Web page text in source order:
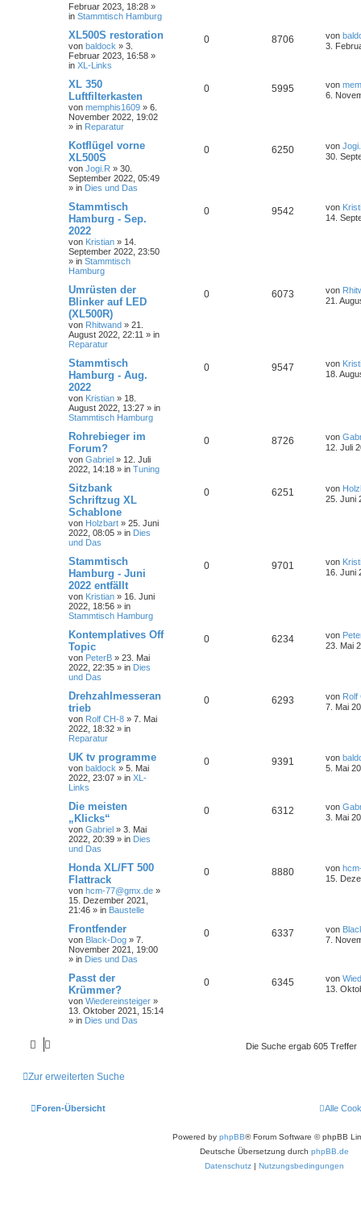
Februar 2023, 18:28 »
in Stammtisch Hamburg
XL500S restoration
von baldock » 3.
Februar 2023, 16:58 »
in XL-Links
0 8706 von
3.
XL 350
Luftfilterkasten
von memphis1609 » 6.
November 2022, 19:02
» in Reparatur
0 5995 von
6.
Kotflügel vorne
XL500S
von Jogi.R » 30.
September 2022, 05:49
» in Dies und Das
0 6250 von
30.
Stammtisch
Hamburg - Sep.
2022
von Kristian » 14.
September 2022, 23:50
» in Stammtisch
Hamburg
0 9542 von
14.
Umrüsten der
Blinker auf LED
(XL500R)
von Rhitwand » 21.
August 2022, 22:11 » in
Reparatur
0 6073 von
21.
Stammtisch
Hamburg - Aug.
2022
von Kristian » 18.
August 2022, 13:27 » in
Stammtisch Hamburg
0 9547 von
18.
Rohrebieger im
Forum?
von Gabriel » 12. Juli
2022, 14:18 » in Tuning
0 8726 von
12. Juli
Sitzbank
Schriftzug XL
Schablone
von Holzbart » 25. Juni
2022, 08:05 » in Dies
und Das
0 6251 von
25. Juni
Stammtisch
Hamburg - Juni
2022 entfällt
von Kristian » 16. Juni
2022, 18:56 » in
Stammtisch Hamburg
0 9701 von
16. Juni
Kontemplatives Off
Topic
von PeterB » 23. Mai
2022, 22:35 » in Dies
und Das
0 6234 von
23. Mai
Drehzahlmesseran
trieb
von Rolf CH-8 » 7. Mai
2022, 18:32 » in
Reparatur
0 6293 von Rolf
7. Mai
UK tv programme
von baldock » 5. Mai
2022, 23:07 » in XL-
Links
0 9391 von
5. Mai
Die meisten
„Klicks“
von Gabriel » 3. Mai
2022, 20:39 » in Dies
und Das
0 6312 von
3. Mai
Honda XL/FT 500
Flattrack
von hcm-77@gmx.de »
15. Dezember 2021,
21:46 » in Baustelle
0 8880 von
15.
Frontfender
von Black-Dog » 7.
November 2021, 19:00
» in Dies und Das
0 6337 von
7.
Passt der
Krümmer?
von Wiedereinsteiger »
13. Oktober 2021, 15:14
» in Dies und Das
0 6345 von
13.
Die Suche ergab 605 Treffer
Zur erweiterten Suche
Foren-Übersicht Alle
Powered by phpBB® Forum Software © phpBB
Deutsche Übersetzung durch phpBB.de
Datenschutz | Nutzungsbedingungen